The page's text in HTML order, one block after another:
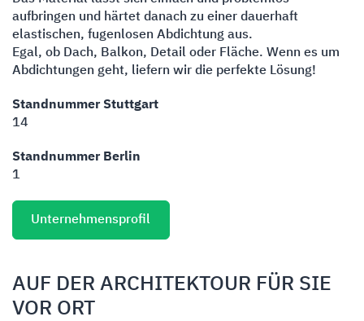
aufbringen und härtet danach zu einer dauerhaft
elastischen, fugenlosen Abdichtung aus.
Egal, ob Dach, Balkon, Detail oder Fläche. Wenn es um
Abdichtungen geht, liefern wir die perfekte Lösung!
Standnummer Stuttgart
14
Standnummer Berlin
1
Unternehmensprofil
AUF DER ARCHITEKTOUR FÜR SIE
VOR ORT